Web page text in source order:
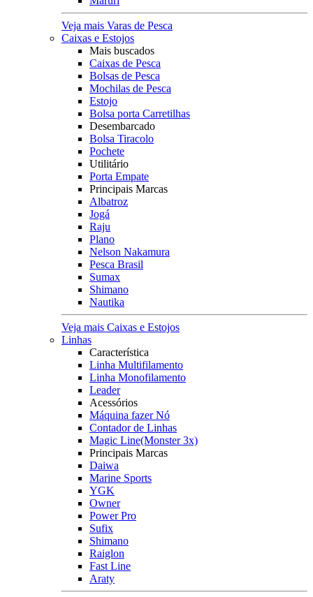
Veja mais Varas de Pesca
Caixas e Estojos
Mais buscados
Caixas de Pesca
Bolsas de Pesca
Mochilas de Pesca
Estojo
Bolsa porta Carretilhas
Desembarcado
Bolsa Tiracolo
Pochete
Utilitário
Porta Empate
Principais Marcas
Albatroz
Jogá
Raju
Plano
Nelson Nakamura
Pesca Brasil
Sumax
Shimano
Nautika
Veja mais Caixas e Estojos
Linhas
Característica
Linha Multifilamento
Linha Monofilamento
Leader
Acessórios
Máquina fazer Nó
Contador de Linhas
Magic Line(Monster 3x)
Principais Marcas
Daiwa
Marine Sports
YGK
Owner
Power Pro
Sufix
Shimano
Raiglon
Fast Line
Araty